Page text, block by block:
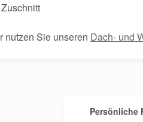
nutzen Sie unseren Dach- und
Persönliche